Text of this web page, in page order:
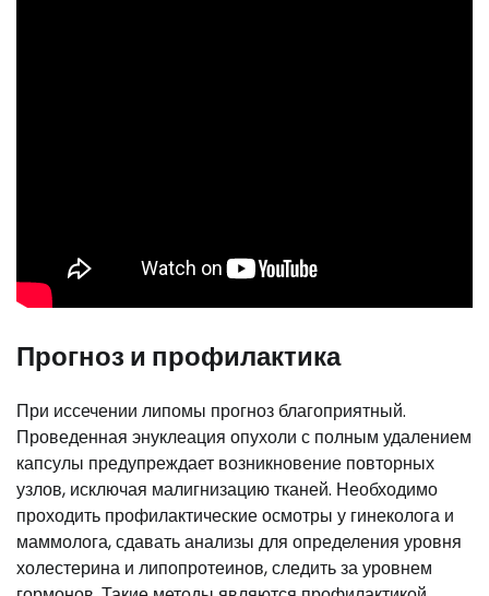
Прогноз и профилактика
При иссечении липомы прогноз благоприятный.
Проведенная энуклеация опухоли с полным удалением
капсулы предупреждает возникновение повторных
узлов, исключая малигнизацию тканей. Необходимо
проходить профилактические осмотры у гинеколога и
маммолога, сдавать анализы для определения уровня
холестерина и липопротеинов, следить за уровнем